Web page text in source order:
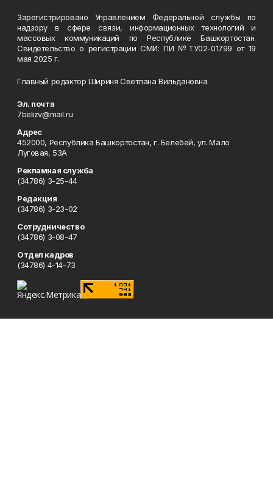
Зарегистрировано Управлением Федеральной службы по
надзору в сфере связи, информационных технологий и
массовых коммуникаций по Республике Башкортостан.
Свидетельство о регистрации СМИ: ПИ №ТУ02-01799 от 19
мая 2025 г.
Главный редактор Шириня Светлана Вильдановна
Эл. почта
7belizv@mail.ru
Адрес
452000, Республика Башкортостан, г. Белебей, ул. Мало
Луговая, 53А
Рекламная служба
(34786) 3-25-44
Редакция
(34786) 3-23-02
Сотрудничество
(34786) 3-08-47
Отдел кадров
(34786) 4-14-73